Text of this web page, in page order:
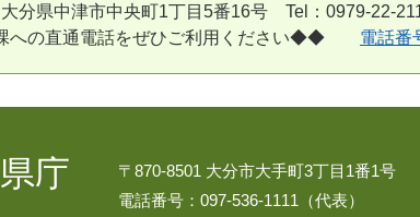
大分県中津市中央町1丁目5番16号 Tel：0979-22-
への直通電話をぜひご利用ください◆◆ 電話番
庁
〒870-8501 大分市大手町3丁目1番1号
電話番号：097-536-1111（代表）